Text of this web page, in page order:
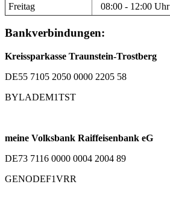
Freitag
08:00 - 12:00 Uhr
Bankverbindungen:
Kreissparkasse Traunstein-Trostberg
DE55 7105 2050 0000 2205 58
BYLADEM1TST
meine Volksbank Raiffeisenbank eG
DE73 7116 0000 0004 2004 89
GENODEF1VRR